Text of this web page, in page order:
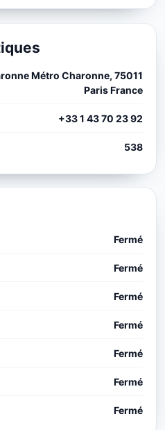
Métro Charonne, 75011
Paris France
+33 1 43 70 23 92
538
Fermé
Fermé
Fermé
Fermé
Fermé
Fermé
Fermé